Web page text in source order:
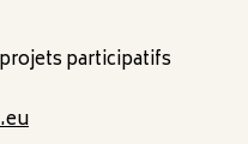
participatifs